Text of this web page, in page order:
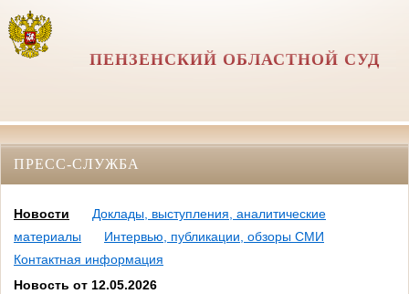
ПЕНЗЕНСКИЙ ОБЛАСТНОЙ СУД
ПРЕСС-СЛУЖБА
Новости
Доклады, выступления, аналитические
материалы
Интервью, публикации, обзоры СМИ
Контактная информация
Новость от 12.05.2026